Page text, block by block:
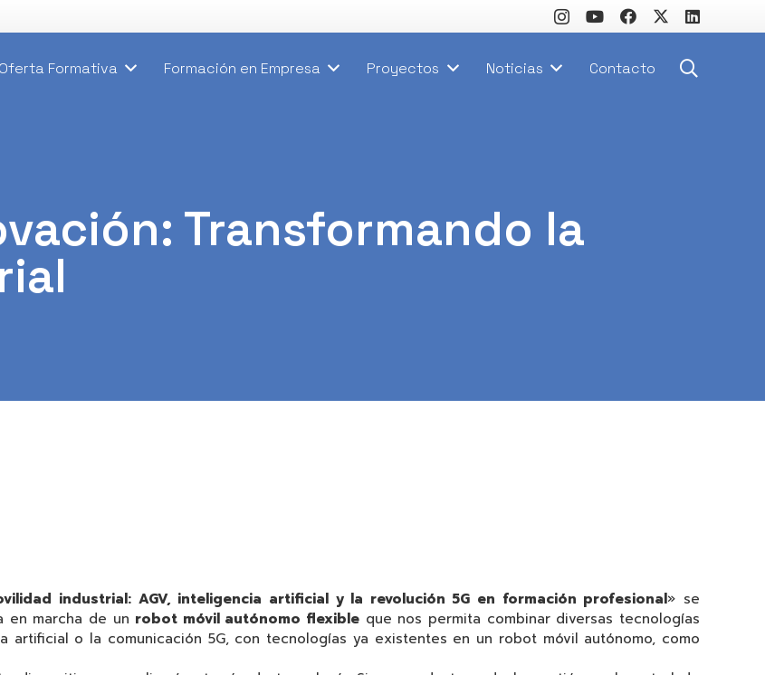
Oferta Formativa Formación en Empresa Proyectos Noticias Contacto
Transformando la
industrial: AGV, inteligencia artificial y la revolución 5G en formación profesional» se
en marcha de un robot móvil autónomo flexible que nos permita combinar diversas tecnologías
artificial o la comunicación 5G, con tecnologías ya existentes en un robot móvil autónomo, como